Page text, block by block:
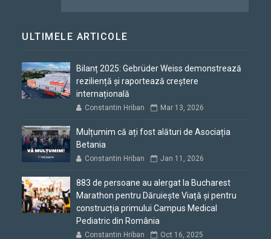
ULTIMELE ARTICOLE
Bilanț 2025: Gebrüder Weiss demonstrează
reziliență și raportează creștere
internațională
Constantin Hriban Mar 13, 2026
Mulțumim că ați fost alături de Asociația
Betania
Constantin Hriban Jan 11, 2026
883 de persoane au alergat la Bucharest
Marathon pentru Dăruiește Viață și pentru
construcția primului Campus Medical
Pediatric din România
Constantin Hriban Oct 16, 2025